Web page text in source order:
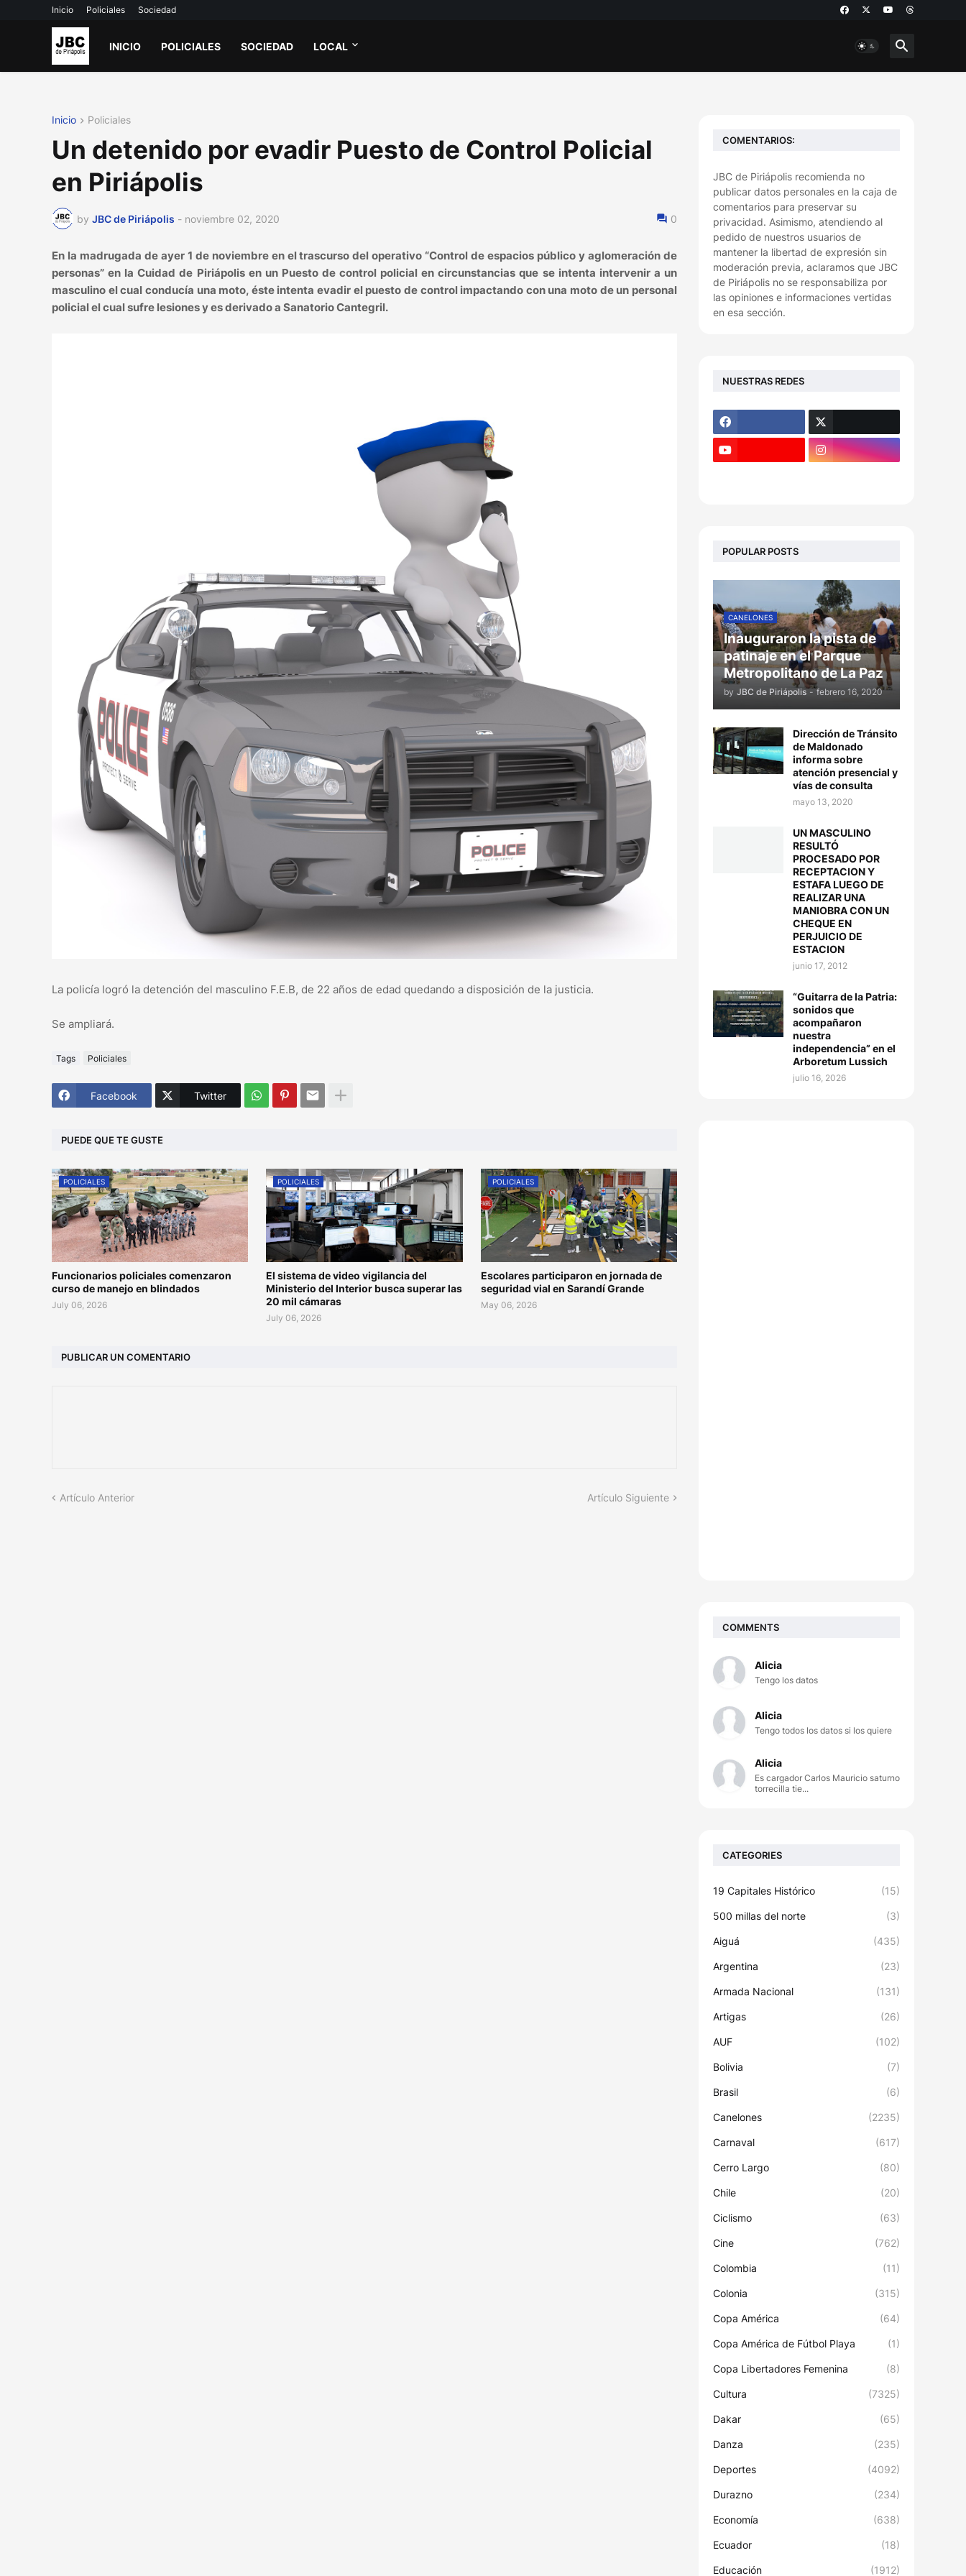
Inicio Policiales Sociedad
INICIO POLICIALES SOCIEDAD LOCAL
Inicio Policiales
Un detenido por evadir Puesto de Control Policial
en Piriápolis
by JBC de Piriápolis - noviembre 02, 2020 0
En la madrugada de ayer 1 de noviembre en el trascurso del operativo “Control de espacios público y aglomeración de
personas” en la Cuidad de Piriápolis en un Puesto de control policial en circunstancias que se intenta intervenir a un
masculino el cual conducía una moto, éste intenta evadir el puesto de control impactando con una moto de un personal
policial el cual sufre lesiones y es derivado a Sanatorio Cantegril.
La policía logró la detención del masculino F.E.B, de 22 años de edad quedando a disposición de la justicia.
Se ampliará.
Tags Policiales
Facebook Twitter
PUEDE QUE TE GUSTE
POLICIALES
Funcionarios policiales comenzaron
curso de manejo en blindados
July 06, 2026
POLICIALES
El sistema de video vigilancia del
Ministerio del Interior busca superar las
20 mil cámaras
July 06, 2026
POLICIALES
Escolares participaron en jornada de
seguridad vial en Sarandí Grande
May 06, 2026
PUBLICAR UN COMENTARIO
Artículo Anterior Artículo Siguiente
COMENTARIOS:
JBC de Piriápolis recomienda no
publicar datos personales en la caja de
comentarios para preservar su
privacidad. Asimismo, atendiendo al
pedido de nuestros usuarios de
mantener la libertad de expresión sin
moderación previa, aclaramos que JBC
de Piriápolis no se responsabiliza por
las opiniones e informaciones vertidas
en esa sección.
NUESTRAS REDES
POPULAR POSTS
CANELONES
Inauguraron la pista de
patinaje en el Parque
Metropolitano de La Paz
by JBC de Piriápolis - febrero 16, 2020
Dirección de Tránsito
de Maldonado
informa sobre
atención presencial y
vías de consulta
mayo 13, 2020
UN MASCULINO
RESULTÓ
PROCESADO POR
RECEPTACION Y
ESTAFA LUEGO DE
REALIZAR UNA
MANIOBRA CON UN
CHEQUE EN
PERJUICIO DE
ESTACION
junio 17, 2012
“Guitarra de la Patria:
sonidos que
acompañaron
nuestra
independencia” en el
Arboretum Lussich
julio 16, 2026
COMMENTS
Alicia
Tengo los datos
Alicia
Tengo todos los datos si los quiere
Alicia
Es cargador Carlos Mauricio saturno
torrecilla tie...
CATEGORIES
19 Capitales Histórico (15)
500 millas del norte (3)
Aiguá (435)
Argentina (23)
Armada Nacional (131)
Artigas (26)
AUF (102)
Bolivia (7)
Brasil (6)
Canelones (2235)
Carnaval (617)
Cerro Largo (80)
Chile (20)
Ciclismo (63)
Cine (762)
Colombia (11)
Colonia (315)
Copa América (64)
Copa América de Fútbol Playa (1)
Copa Libertadores Femenina (8)
Cultura (7325)
Dakar (65)
Danza (235)
Deportes (4092)
Durazno (234)
Economía (638)
Ecuador (18)
Educación (1912)